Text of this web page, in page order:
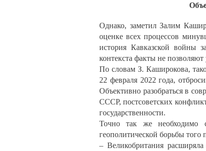
Однако, заметил Залим
оценке всех процессов
история Кавказской войны
контекста факты не
По словам З. Каширокова,
22 февраля 2022 года,
Объективно разобраться в
СССР, постсоветских
государственности.
Точно так же необходимо
геополитической борьбы того
– Великобритания